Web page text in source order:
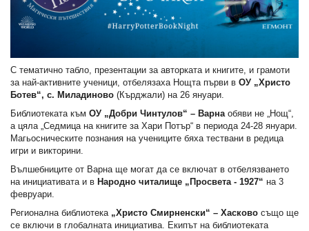
С тематично табло, презентации за авторката и книгите, и грамоти
за най-активните ученици, отбелязаха Нощта първи в ОУ „Христо
Ботев“, с. Миладиново (Кърджали) на 26 януари.
Библиотеката към ОУ „Добри Чинтулов“ – Варна обяви не „Нощ“,
а цяла „Седмица на книгите за Хари Потър“ в периода 24-28 януари.
Магьосническите познания на учениците бяха тествани в редица
игри и викторини.
Вълшебниците от Варна ще могат да се включат в отбелязването
на инициативата и в Народно читалище „Просвета - 1927“ на 3
февруари.
Регионална библиотека „Христо Смирненски“ – Хасково също ще
се включи в глобалната инициатива. Екипът на библиотеката